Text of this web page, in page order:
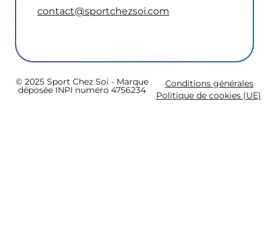
contact@sportchezsoi.com
© 2025 Sport Chez Soi - Marque
déposée INPI numéro 4756234
Conditions générales
Politique de cookies (UE)